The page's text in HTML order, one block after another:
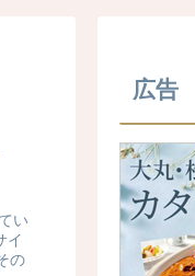
い
イ
の
広告